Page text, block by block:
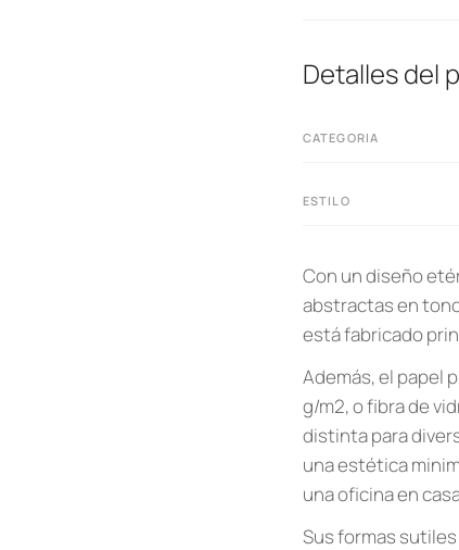
Detalles del
CATEGORIA
ESTILO
Con un diseño
abstractas en
está fabricado
Además, el papel
g/m2, o fibra de
distinta para
una estética
una oficina en
Sus formas